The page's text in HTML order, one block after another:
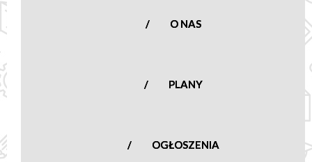
(46) 861 23
O NAS
PLANY
OGŁOSZENIA